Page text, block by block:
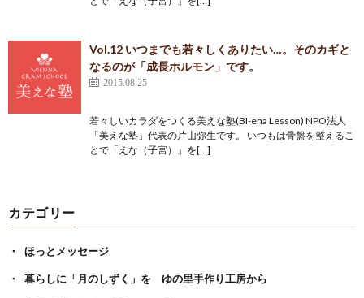
Vol.12 いつまでも若々しくありたい…。そのカギと
なるのが「成長ホルモン」です。
2015.08.25
若々しいカラダをつくる美えな塾(BI-ena Lesson) NPO法人
「美えな塾」代表の片山弥生です。 いつもは骨盤を整えるこ
とで「えな（子宮）」を[…]
カテゴリー
ほっとメッセージ
暮らしに「月のしずく」を ゆの里手作り工房から